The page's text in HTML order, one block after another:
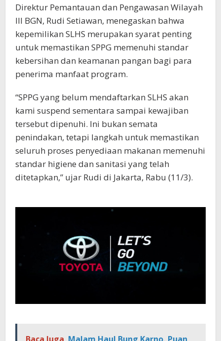
Direktur Pemantauan dan Pengawasan Wilayah
III BGN, Rudi Setiawan, menegaskan bahwa
kepemilikan SLHS merupakan syarat penting
untuk memastikan SPPG memenuhi standar
kebersihan dan keamanan pangan bagi para
penerima manfaat program.
“SPPG yang belum mendaftarkan SLHS akan
kami suspend sementara sampai kewajiban
tersebut dipenuhi. Ini bukan semata
penindakan, tetapi langkah untuk memastikan
seluruh proses penyediaan makanan memenuhi
standar higiene dan sanitasi yang telah
ditetapkan,” ujar Rudi di Jakarta, Rabu (11/3).